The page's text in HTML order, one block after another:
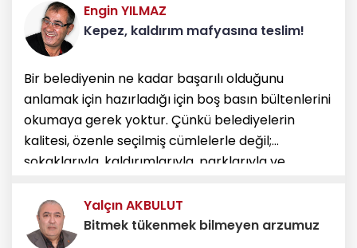
Engin YILMAZ
Kepez, kaldırım mafyasına teslim!
Bir belediyenin ne kadar başarılı olduğunu
anlamak için hazırladığı için boş basın bültenlerini
okumaya gerek yoktur. Çünkü belediyelerin
kalitesi, özenle seçilmiş cümlelerle değil;
sokaklarıyla, kaldırımlarıyla, parklarıyla ve
Kepez Belediyesi geçtiği
Yalçın AKBULUT
Bitmek tükenmek bilmeyen arzumuz